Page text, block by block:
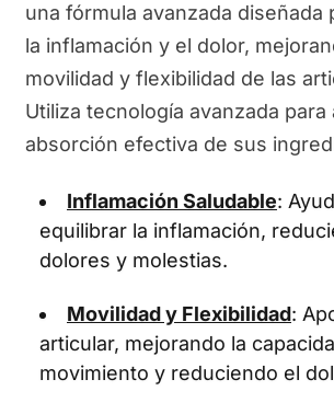
una fórmula avanzada diseñada
la inflamación y el dolor,
movilidad y flexibilidad de las
Utiliza tecnología avanzada para
absorción efectiva de sus
Inflamación Saludable:
equilibrar la inflamación,
dolores y molestias.
Movilidad y Flexibilidad:
articular, mejorando la
movimiento y reduciendo el